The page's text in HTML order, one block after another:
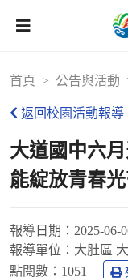
首頁 公告與活動
返回校園活動報導
大道國中六
能綻放青春
報導日期： 2025-06-
報導單位： 大肚區
點閱數： 1051